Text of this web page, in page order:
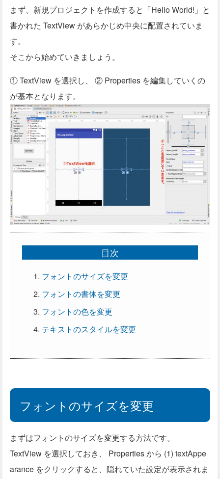
まず、新規プロジェクトを作成すると「Hello World!」と
書かれた TextView があらかじめ中央に配置されていま
す。
そこから始めていきましょう。
① TextView を選択し、 ② Properties を編集していくの
が基本となります。
目次
フォントのサイズを変更
フォントの書体を変更
フォントの色を変更
テキストのスタイルを変更
フォントのサイズを変更
まずはフォントのサイズを変更する方法です。
TextView を選択しておき、 Properties から (1) textAppe
arance をクリックすると、隠れていた設定が表示されま